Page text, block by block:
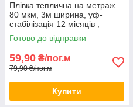
Плівка теплична на метраж
80 мкм, 3м ширина, уф-
стабілізація 12 місяців ,
(жовта).
Готово до відправки
59,90 ₴/пог.м
79,90 ₴/пог.м
Купити